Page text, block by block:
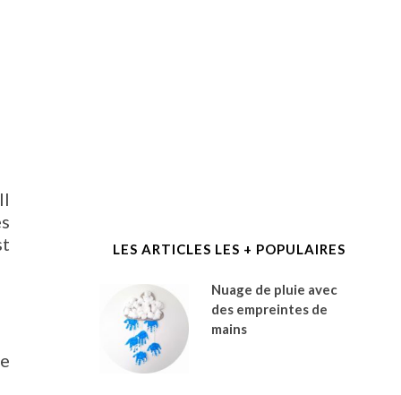
LES ARTICLES LES + POPULAIRES
Nuage de pluie avec
des empreintes de
mains